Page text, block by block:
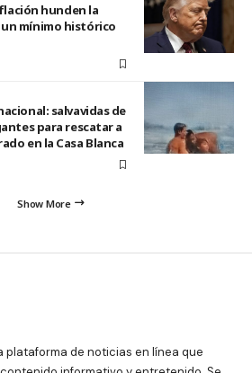
hunden la
mínimo histórico
salvavidas de
para rescatar a
en la Casa Blanca
Show More
plataforma de noticias en línea que